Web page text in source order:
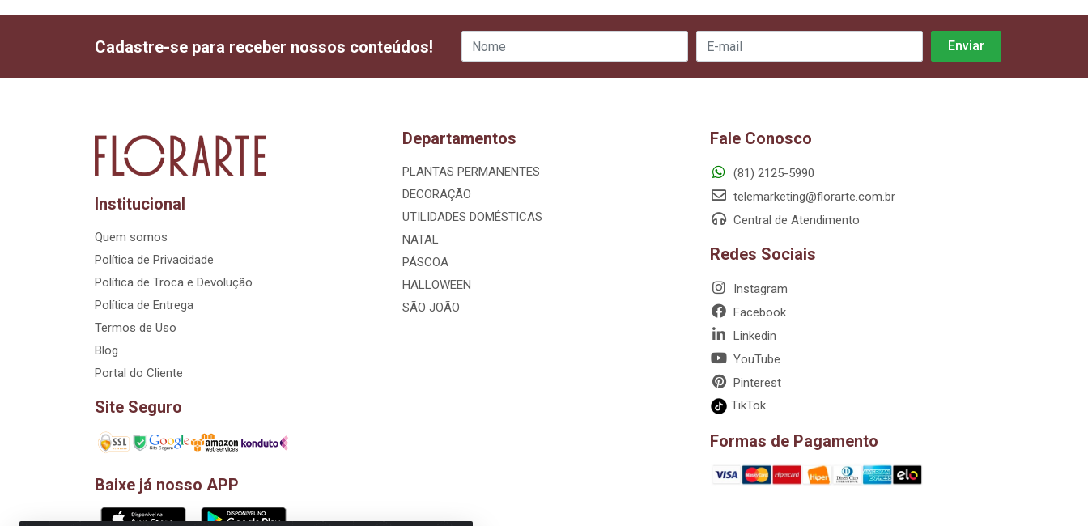
Cadastre-se para receber nossos conteúdos!
Institucional
Quem somos
Política de Privacidade
Política de Troca e Devolução
Política de Entrega
Termos de Uso
Blog
Portal do Cliente
Site Seguro
Baixe já nosso APP
Departamentos
PLANTAS PERMANENTES
DECORAÇÃO
UTILIDADES DOMÉSTICAS
NATAL
PÁSCOA
HALLOWEEN
SÃO JOÃO
Fale Conosco
(81) 2125-5990
telemarketing@florarte.com.br
Central de Atendimento
Redes Sociais
Instagram
Facebook
Linkedin
YouTube
Pinterest
TikTok
Formas de Pagamento